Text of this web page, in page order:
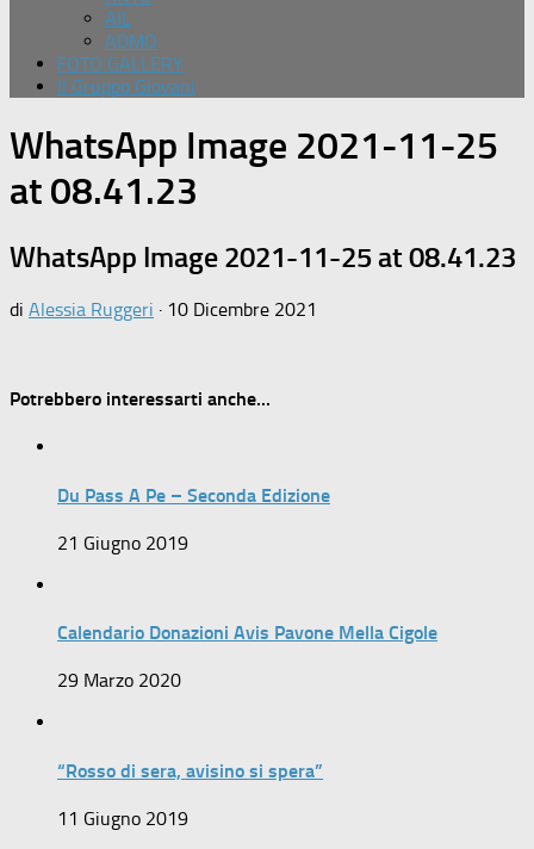
AIL
ADMO
FOTO GALLERY
Il Gruppo Giovani
WhatsApp Image 2021-11-25
at 08.41.23
WhatsApp Image 2021-11-25 at 08.41.23
di Alessia Ruggeri · 10 Dicembre 2021
Potrebbero interessarti anche...
Du Pass A Pe – Seconda Edizione
21 Giugno 2019
Calendario Donazioni Avis Pavone Mella Cigole
29 Marzo 2020
“Rosso di sera, avisino si spera”
11 Giugno 2019